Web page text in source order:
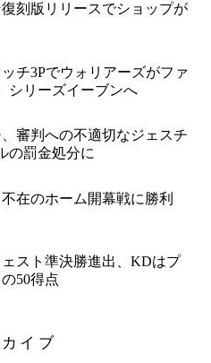
刻版リリースでショップが
チ3Pでウォリアーズがファ
シリーズイーブンへ
審判への不適切なジェスチ
の罰金処分に
在のホーム開幕戦に勝利
スト準決勝進出、KDはプ
50得点
イブ